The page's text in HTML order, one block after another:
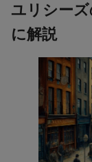
ユリシー
に解説